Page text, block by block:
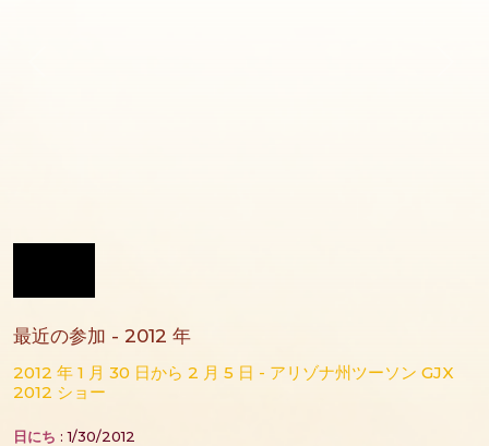
最近の参加 - 2012 年
2012 年 1 月 30 日から 2 月 5 日 - アリゾナ州ツーソン GJX
2012 ショー
日にち : 1/30/2012